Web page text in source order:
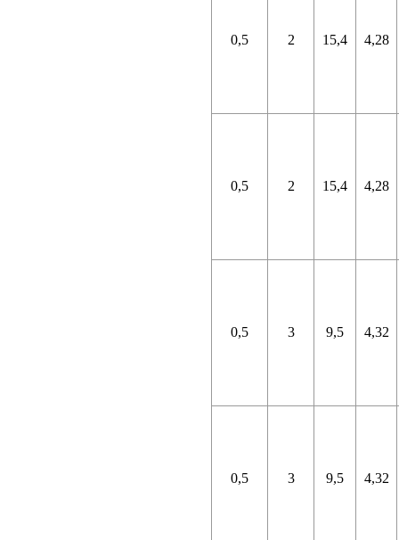
0,5 2 15,4 4,28
0,5 2 15,4 4,28
0,5 3 9,5 4,32
0,5 3 9,5 4,32